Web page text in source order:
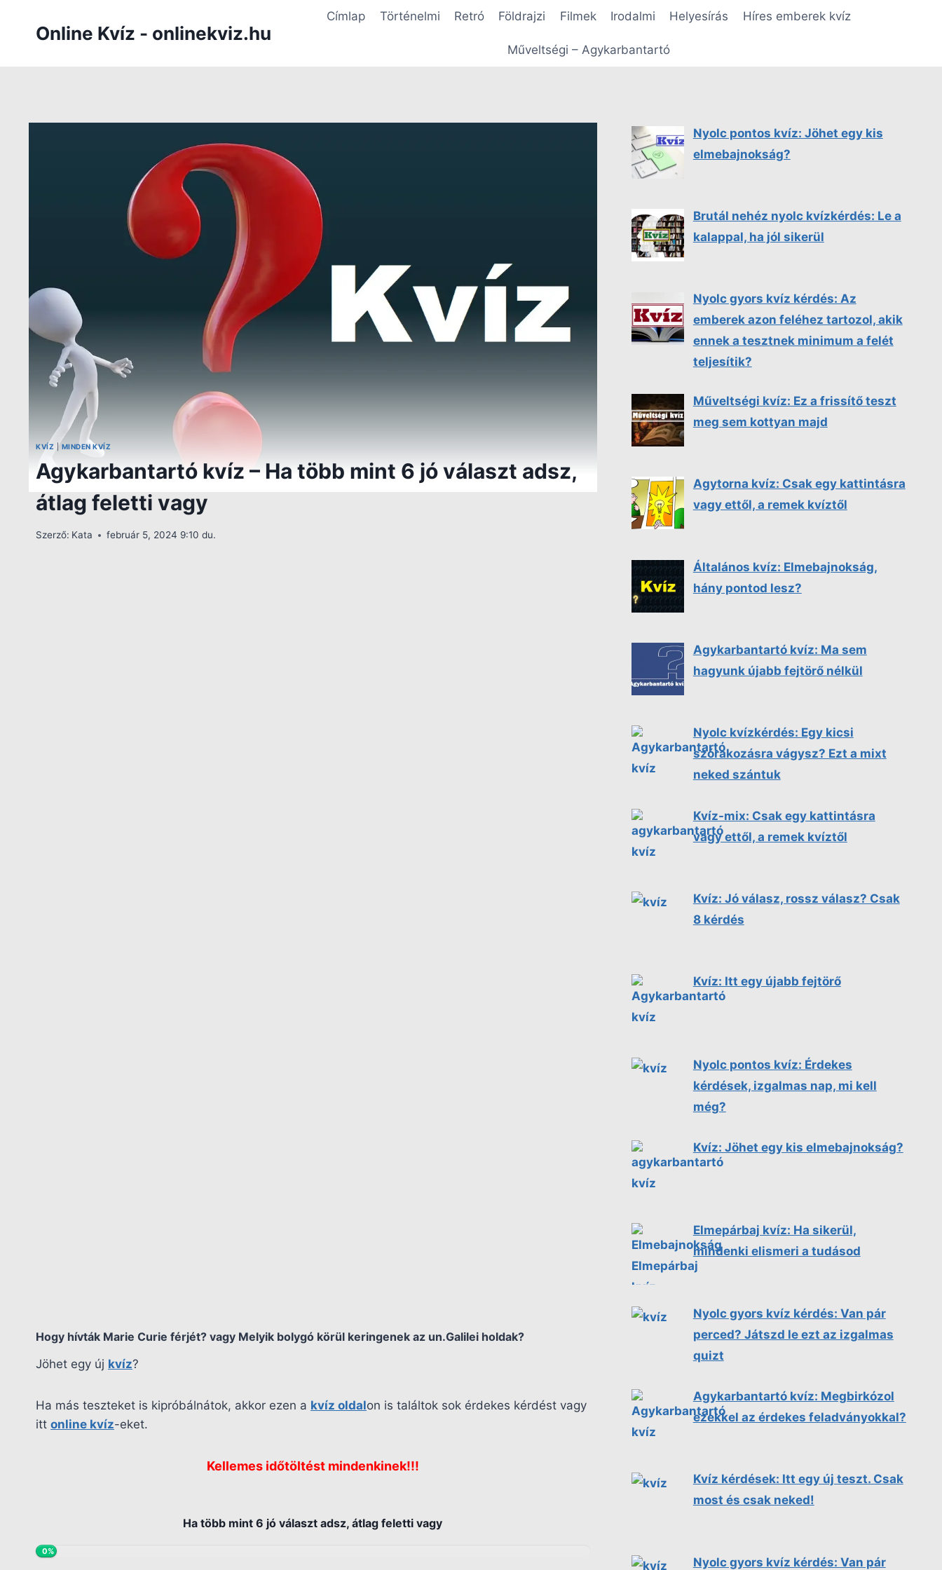
Online Kvíz - onlinekviz.hu
Címlap Történelmi Retró Földrajzi Filmek Irodalmi Helyesírás Híres emberek kvíz
Műveltségi – Agykarbantartó
KVÍZ MINDEN KVÍZ
Agykarbantartó kvíz – Ha több mint 6 jó választ adsz,
átlag feletti vagy
Szerző: Kata február 5, 2024 9:10 du.
Hogy hívták Marie Curie férjét? vagy Melyik bolygó körül keringenek az un.Galilei holdak?
Jöhet egy új kvíz?
Ha más teszteket is kipróbálnátok, akkor ezen a kvíz oldalon is találtok sok érdekes kérdést vagy
itt online kvíz-eket.
Kellemes időtöltést mindenkinek!!!
Ha több mint 6 jó választ adsz, átlag feletti vagy
0%
Nyolc pontos kvíz: Jöhet egy kis
elmebajnokság?
Brutál nehéz nyolc kvízkérdés: Le a
kalappal, ha jól sikerül
Nyolc gyors kvíz kérdés: Az
emberek azon feléhez tartozol, akik
ennek a tesztnek minimum a felét
teljesítik?
Műveltségi kvíz: Ez a frissítő teszt
meg sem kottyan majd
Agytorna kvíz: Csak egy kattintásra
vagy ettől, a remek kvíztől
Általános kvíz: Elmebajnokság,
hány pontod lesz?
Agykarbantartó kvíz: Ma sem
hagyunk újabb fejtörő nélkül
Nyolc kvízkérdés: Egy kicsi
szórakozásra vágysz? Ezt a mixt
neked szántuk
Kvíz-mix: Csak egy kattintásra
vagy ettől, a remek kvíztől
Kvíz: Jó válasz, rossz válasz? Csak
8 kérdés
Kvíz: Itt egy újabb fejtörő
Nyolc pontos kvíz: Érdekes
kérdések, izgalmas nap, mi kell
még?
Kvíz: Jöhet egy kis elmebajnokság?
Elmepárbaj kvíz: Ha sikerül,
mindenki elismeri a tudásod
Nyolc gyors kvíz kérdés: Van pár
perced? Játszd le ezt az izgalmas
quizt
Agykarbantartó kvíz: Megbirkózol
ezekkel az érdekes feladványokkal?
Kvíz kérdések: Itt egy új teszt. Csak
most és csak neked!
Nyolc gyors kvíz kérdés: Van pár